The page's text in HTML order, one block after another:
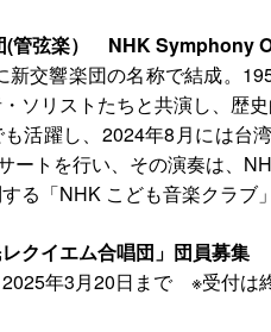
(管弦楽） NHK Symphony
新交響楽団の名称で結成。
ソリストたちと共演し、歴
活躍し、2024年8月には台
ートを行い、その演奏は、
る「NHK こども音楽クラブ
レクイエム合唱団」団員募集
年3月20日まで ※受付は